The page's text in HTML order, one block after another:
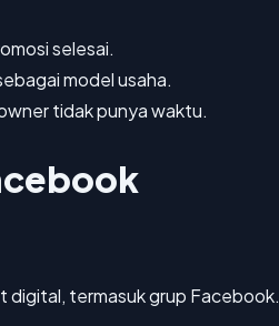
selesai.
model usaha.
tidak punya waktu.
termasuk grup